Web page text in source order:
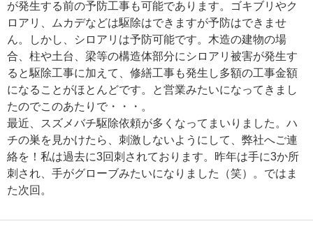
が発生する前の予防工事も可能であります。ゴキブリやク
ロアリ、ムカデなどは駆除はできますが予防はできませ
ん。しかし、シロアリは予防可能です。木造の建物の場
合、柱や土台、梁等の構造体部分にシロアリ被害が発生す
ると駆除工事に加えて、修繕工事も発生し多額の工事金額
になることがほとんどです。と営業みたいになってきまし
たのでこのあたりで・・・。
最近、スズメバチ駆除依頼が多くなってまいりました。ハ
チの巣を見かけたら、刺激しないようにして、弊社へご連
絡を！私は過去に3回刺されております。昨年は手に3か所
刺され、手がグローブみたいになりました（笑）。ではま
た次回。